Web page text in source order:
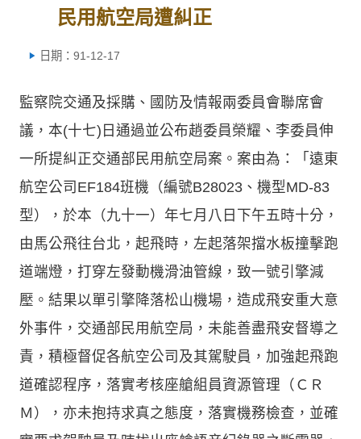
民用航空局遭糾正
日期：91-12-17
監察院交通及採購、國防及情報兩委員會聯席會
議，本(十七)日通過並公布趙委員榮耀、李委員伸
一所提糾正交通部民用航空局案。案由為：「遠東
航空公司EF184班機（編號B28023、機型MD-83
型），於本（九十一）年七月八日下午五時十分，
由馬公飛往台北，起飛時，左起落架擋水板撞擊跑
道端燈，打穿左發動機滑油管線，致一號引擎減
壓。結果以單引擎降落松山機場，造成飛安重大意
外事件，交通部民用航空局，未能善盡飛安督導之
責，積極督促各航空公司及其駕駛員，加強起飛跑
道確認程序，落實考核座艙組員資源管理（ＣＲ
Ｍ），亦未抱持求真之態度，落實機務檢查，並確